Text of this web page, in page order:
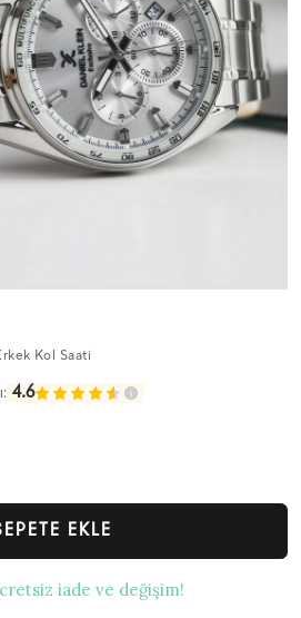
Kol Saati
4.6
EKLE
iade ve değişim!